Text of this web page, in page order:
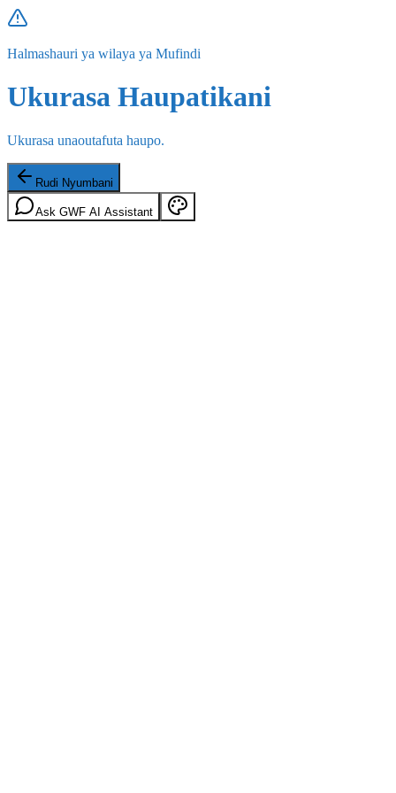
Halmashauri ya wilaya ya Mufindi
Ukurasa Haupatikani
Ukurasa unaoutafuta haupo.
Rudi Nyumbani
Ask GWF AI Assistant